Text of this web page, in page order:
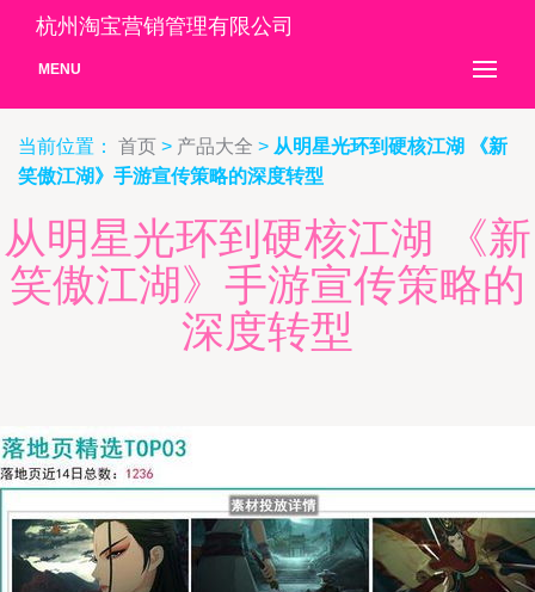
杭州淘宝营销管理有限公司
MENU
当前位置： 首页 > 产品大全 > 从明星光环到硬核江湖 《新
笑傲江湖》手游宣传策略的深度转型
从明星光环到硬核江湖 《新
笑傲江湖》手游宣传策略的
深度转型